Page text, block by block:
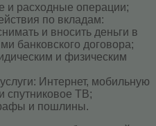
и расходные операции;
по вкладам:
и вносить деньги в
банковского договора;
и физическим
Интернет, мобильную
спутниковое ТВ;
и пошлины.